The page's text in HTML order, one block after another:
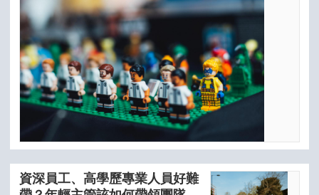
資深員工、高學歷專業人員好難